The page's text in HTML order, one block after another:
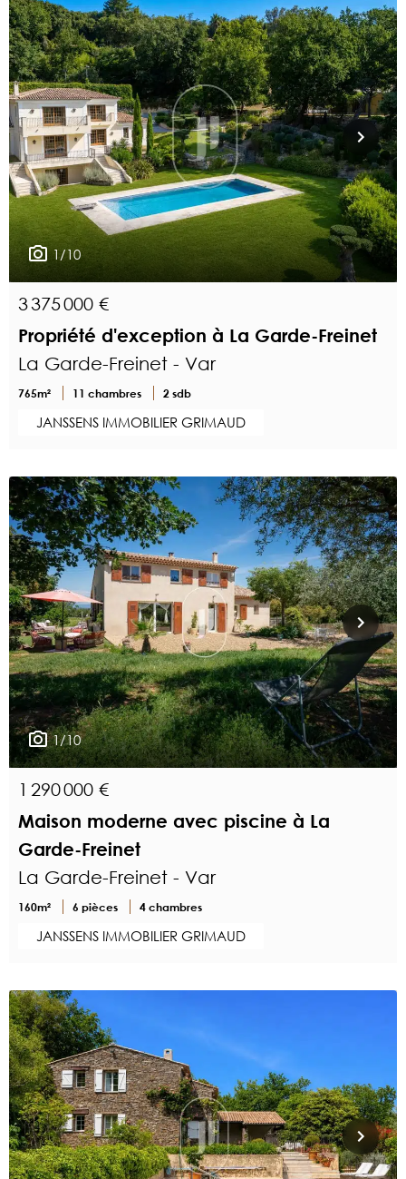
1/10
3 375 000 €
Propriété d'exception à La Garde-Freinet
La Garde-Freinet - Var
765m² 11 chambres 2 sdb
JANSSENS IMMOBILIER GRIMAUD
1/10
1 290 000 €
Maison moderne avec piscine à La
Garde-Freinet
La Garde-Freinet - Var
160m² 6 pièces 4 chambres
JANSSENS IMMOBILIER GRIMAUD